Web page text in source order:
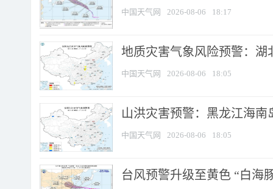
中国天气网 2026-08-06 18:17
地质灾害气象风险预警：湖
中国天气网 2026-08-06 18:05
山洪灾害预警：黑龙江海
中国天气网 2026-08-06 18:05
台风预警升级至黄色 “白海